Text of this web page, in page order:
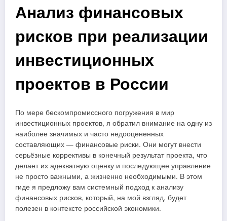
Анализ финансовых
рисков при реализации
инвестиционных
проектов в России
По мере бескомпромиссного погружения в мир
инвестиционных проектов, я обратил внимание на одну из
наиболее значимых и часто недооцененных
составляющих — финансовые риски. Они могут внести
серьёзные коррективы в конечный результат проекта, что
делает их адекватную оценку и последующее управление
не просто важными, а жизненно необходимыми. В этом
гиде я предложу вам системный подход к анализу
финансовых рисков, который, на мой взгляд, будет
полезен в контексте российской экономики.